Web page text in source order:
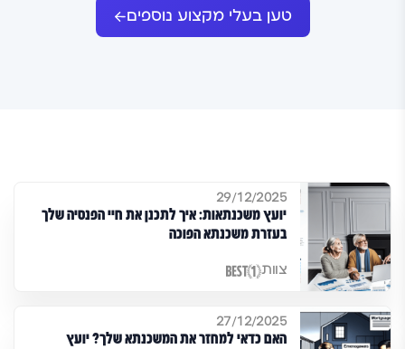
טען בעלי מקצוע נוספים
29/12/2025
יועץ משכנתאות: איך לתכנן את חיי הפנסיה שלך
בעזרת משכנתא הפוכה
צוות
27/12/2025
האם כדאי למחזר את המשכנתא שלך? יועץ